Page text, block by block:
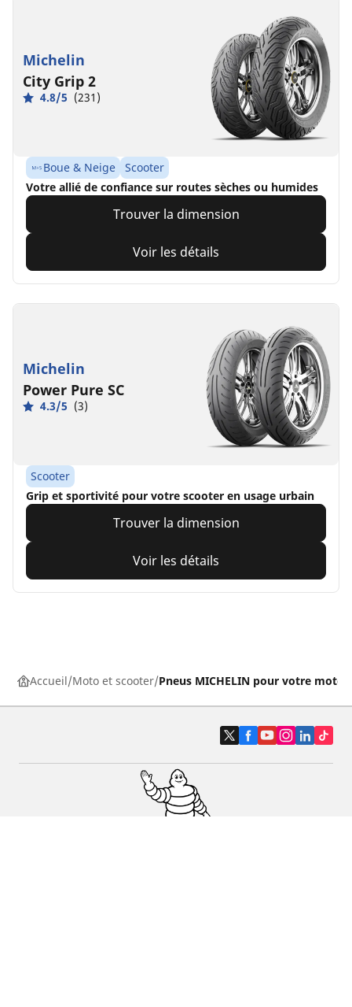
Michelin
City Grip 2
4.8/5 (231)
Boue & Neige
Scooter
Votre allié de confiance sur routes sèches ou humides
Trouver la dimension
Voir les détails
Michelin
Power Pure SC
4.3/5 (3)
Scooter
Grip et sportivité pour votre scooter en usage urbain
Trouver la dimension
Voir les détails
Accueil Moto et scooter Pneus MICHELIN pour votre moto